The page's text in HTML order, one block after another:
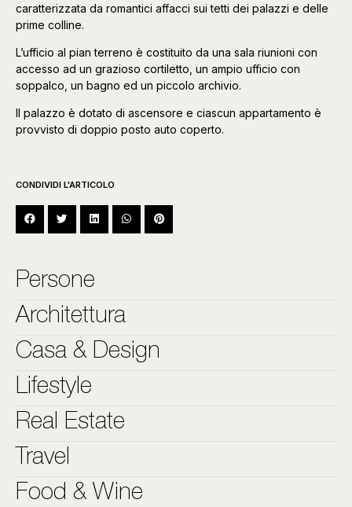
caratterizzata da romantici affacci sui tetti dei palazzi e delle
prime colline.
L’ufficio al pian terreno è costituito da una sala riunioni con
accesso ad un grazioso cortiletto, un ampio ufficio con
soppalco, un bagno ed un piccolo archivio.
Il palazzo è dotato di ascensore e ciascun appartamento è
provvisto di doppio posto auto coperto.
CONDIVIDI L'ARTICOLO
Persone
Architettura
Casa & Design
Lifestyle
Real Estate
Travel
Food & Wine